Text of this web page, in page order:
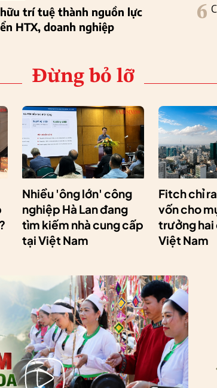
trí tuệ thành nguồn lực
HTX, doanh nghiệp
6
Đừng bỏ lỡ
Nhiều 'ông lớn' công
nghiệp Hà Lan đang
tìm kiếm nhà cung cấp
tại Việt Nam
Fitch chỉ
vốn cho
trưởng hai
Việt Nam